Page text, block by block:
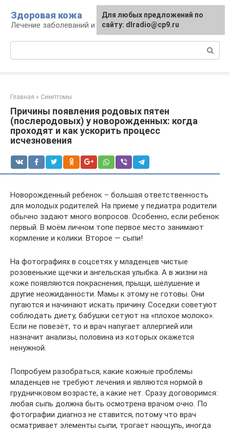
контенту
Здоровая кожа
Лечение заболеваний и уход за кожей
Главная » Симптомы
Причины появления родовых пятен
(послеродовых) у новорожденных: когда
проходят и как ускорить процесс
исчезновения
Новорожденный ребенок – большая ответственность
для молодых родителей. На приеме у педиатра родители
обычно задают много вопросов. Особенно, если ребенок
первый. В моём личном топе первое место занимают
кормление и колики. Второе — сыпи!
На фотографиях в соцсетях у младенцев чистые
розовенькие щечки и ангельская улыбка. А в жизни на
коже появляются покраснения, прыщи, шелушение и
другие неожиданности. Мамы к этому не готовы. Они
пугаются и начинают искать причину. Соседки советуют
соблюдать диету, бабушки сетуют на «плохое молоко».
Если не повезёт, то и врач напугает аллергией или
назначит анализы, половина из которых окажется
ненужной.
Попробуем разобраться, какие кожные проблемы
младенцев не требуют лечения и являются нормой в
грудничковом возрасте, а какие нет. Сразу договоримся:
любая сыпь должна быть осмотрена врачом очно. По
фотографии диагноз не ставится, потому что врач
осматривает элементы сыпи, трогает наощупь, иногда
Для любых предложений по
сайту: dlradio@cp9.ru